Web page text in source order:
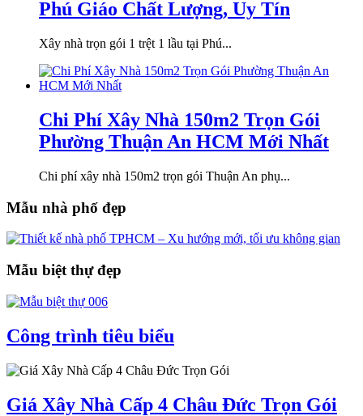
Phú Giáo Chất Lượng, Uy Tín
Xây nhà trọn gói 1 trệt 1 lầu tại Phú...
Chi Phí Xây Nhà 150m2 Trọn Gói
Phường Thuận An HCM Mới Nhất
Chi phí xây nhà 150m2 trọn gói Thuận An phụ...
Mẫu nhà phố đẹp
Mẫu biệt thự đẹp
Công trình tiêu biểu
Giá Xây Nhà Cấp 4 Châu Đức Trọn Gói